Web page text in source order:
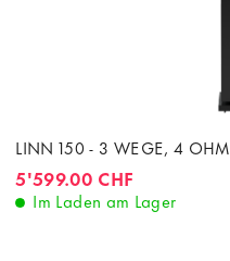
LINN 150 - 3 WEGE, 4 OHM
5'599.00 CHF
Im Laden am Lager